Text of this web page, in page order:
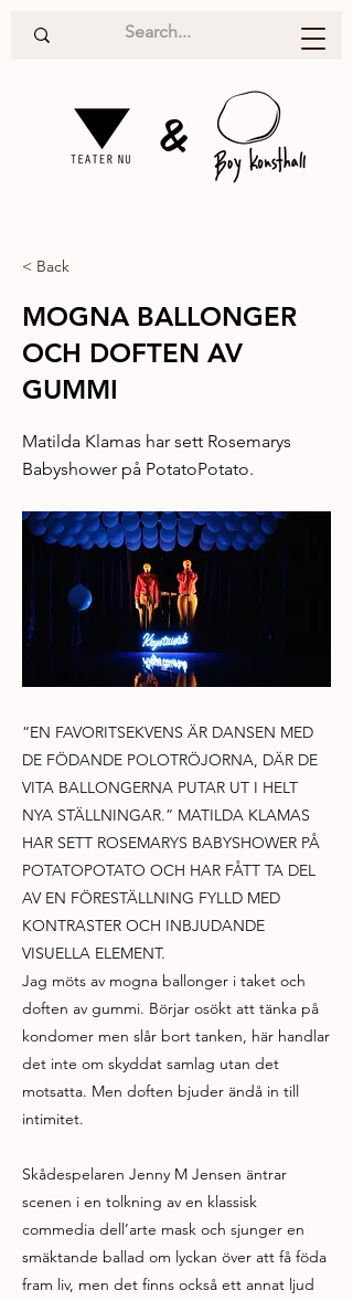
&
< Back
MOGNA BALLONGER
OCH DOFTEN AV
GUMMI
Matilda Klamas har sett Rosemarys
Babyshower på PotatoPotato.
“EN FAVORITSEKVENS ÄR DANSEN MED
DE FÖDANDE POLOTRÖJORNA, DÄR DE
VITA BALLONGERNA PUTAR UT I HELT
NYA STÄLLNINGAR.” MATILDA KLAMAS
HAR SETT ROSEMARYS BABYSHOWER PÅ
POTATOPOTATO OCH HAR FÅTT TA DEL
AV EN FÖRESTÄLLNING FYLLD MED
KONTRASTER OCH INBJUDANDE
VISUELLA ELEMENT.
Jag möts av mogna ballonger i taket och
doften av gummi. Börjar osökt att tänka på
kondomer men slår bort tanken, här handlar
det inte om skyddat samlag utan det
motsatta. Men doften bjuder ändå in till
intimitet.
Skådespelaren Jenny M Jensen äntrar
scenen i en tolkning av en klassisk
commedia dell’arte mask och sjunger en
smäktande ballad om lyckan över att få föda
fram liv, men det finns också ett annat ljud